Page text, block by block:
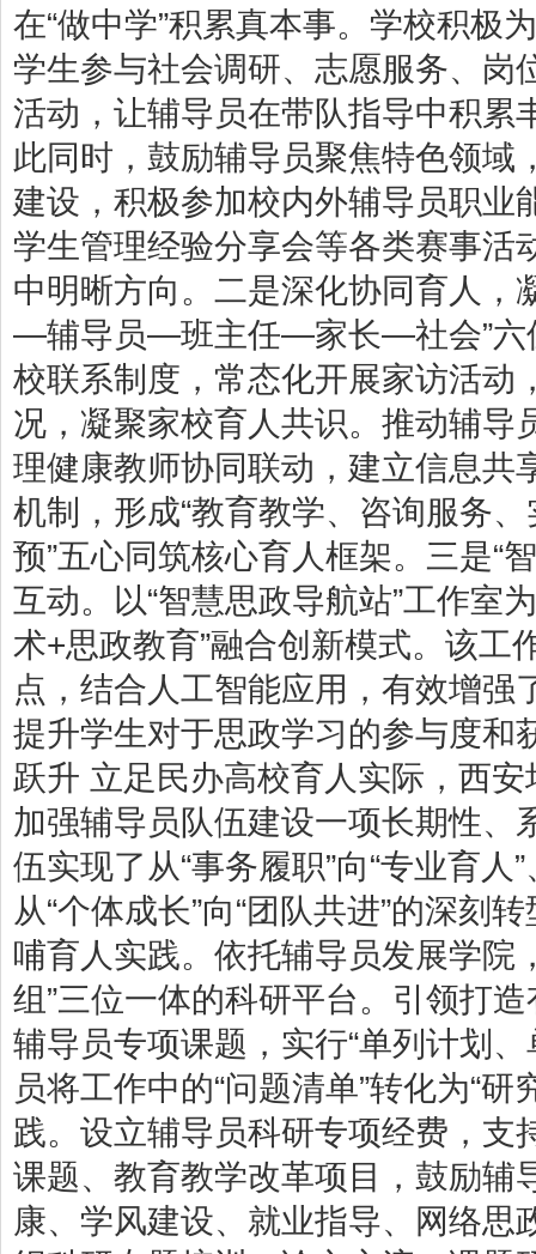
在“做中学”积累真本事。学校积极
学生参与社会调研、志愿服务、岗
活动，让辅导员在带队指导中积累
此同时，鼓励辅导员聚焦特色领域
建设，积极参加校内外辅导员职业
学生管理经验分享会等各类赛事活
中明晰方向。二是深化协同育人
—辅导员—班主任—家长—社会”六
校联系制度，常态化开展家访活动
况，凝聚家校育人共识。推动辅导
理健康教师协同联动，建立信息共
机制，形成“教育教学、咨询服务
预”五心同筑核心育人框架。三是“
互动。以“智慧思政导航站”工作室
术+思政教育”融合创新模式。该工
点，结合人工智能应用，有效增强
提升学生对于思政学习的参与度和
跃升 立足民办高校育人实际，西
加强辅导员队伍建设一项长期性、
伍实现了从“事务履职”向“专业育人
从“个体成长”向“团队共进”的深刻
哺育人实践。依托辅导员发展学
组”三位一体的科研平台。引领打
辅导员专项课题，实行“单列计划
员将工作中的“问题清单”转化为“
践。设立辅导员科研专项经费，支
课题、教育教学改革项目，鼓励辅
康、学风建设、就业指导、网络思